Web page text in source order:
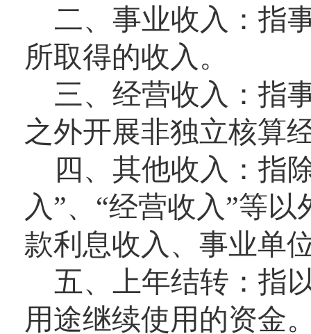
二、事业收入： 指
所取得的收入。
三、经营收入： 指
之外开展非独立核算
四、其他收入： 指
入”、“经营收入”等
款利息收入、事业单
五、上年结转： 指
用途继续使用的资金